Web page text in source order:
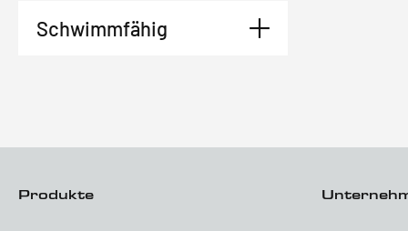
Schwimmfähig
Produkte